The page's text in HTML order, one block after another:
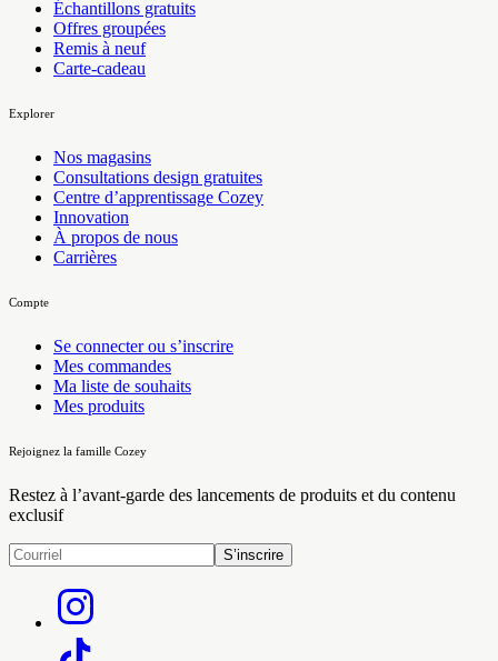
Échantillons gratuits
Offres groupées
Remis à neuf
Carte-cadeau
Explorer
Nos magasins
Consultations design gratuites
Centre d’apprentissage Cozey
Innovation
À propos de nous
Carrières
Compte
Se connecter ou s’inscrire
Mes commandes
Ma liste de souhaits
Mes produits
Rejoignez la famille Cozey
Restez à l’avant-garde des lancements de produits et du contenu
exclusif
S’inscrire